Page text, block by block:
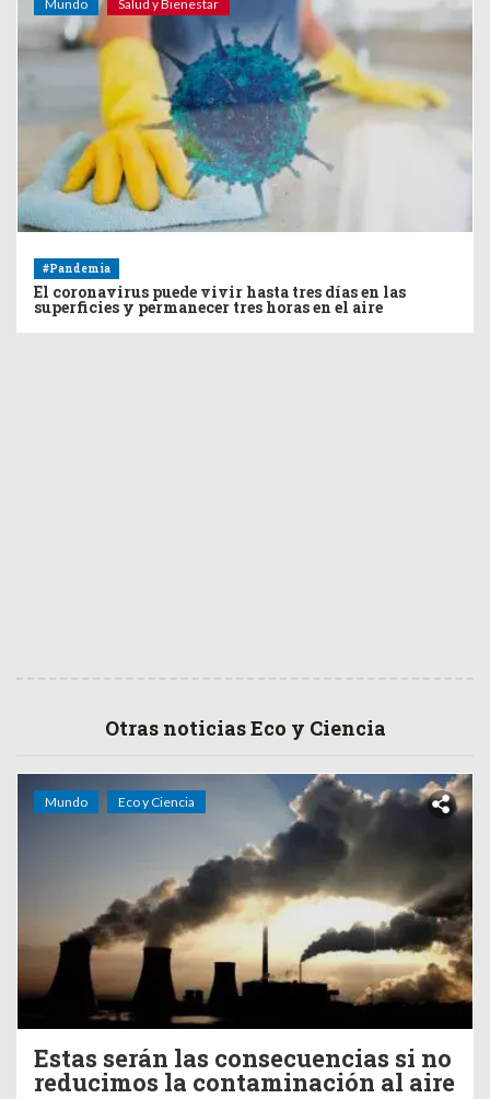
Mundo Salud y Bienestar
#Pandemia
El coronavirus puede vivir hasta tres días en las
superficies y permanecer tres horas en el aire
Otras noticias Eco y Ciencia
Mundo Eco y Ciencia
Estas serán las consecuencias si no
reducimos la contaminación al aire